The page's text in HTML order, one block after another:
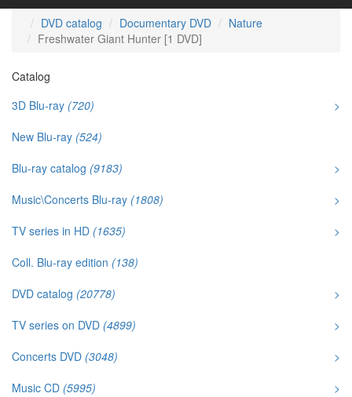
DVD catalog Documentary DVD
Nature
Freshwater Giant Hunter [1 DVD]
Catalog
3D Blu-ray (720)
>
New Blu-ray (524)
Blu-ray catalog (9183)
>
Music\Concerts Blu-ray (1808)
>
TV series in HD (1635)
>
Coll. Blu-ray edition (138)
DVD catalog (20778)
>
TV series on DVD (4899)
>
Concerts DVD (3048)
>
Music CD (5995)
>